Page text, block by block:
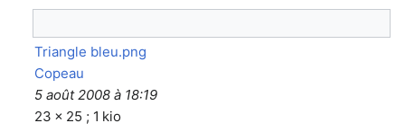
Triangle bleu.png
Copeau
5 août 2008 à 18:19
23 × 25 ; 1 kio